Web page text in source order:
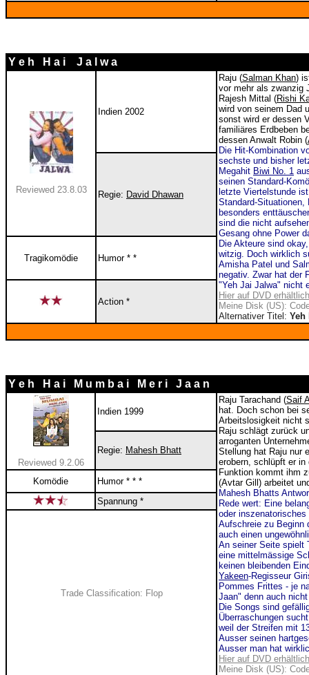
Y e h H a i J a l w a
Reviewed 23.8.03
Indien 2002
Raju (Salman Khan)
vor mehr als zwanzig
Rajesh Mittal (Rishi
wird von seinem Dad
sonst wird er dessen
familiäres Erdbeben
dessen Anwalt Robin (
Die Hit-Kombination
sechste und bisher
Megahit Biwi No. 1
seinen Standard-
letzte Viertelstunde
Standard-
besonders
sind die nicht
Gesang ohne Power
Die Akteure sind
witzig. Doch wirklich
Amisha Patel und
negativ. Zwar hat der
"Yeh Jai Jalwa" nicht
Hier auf DVD erhältlich
Meine Disk (US):
Alternativer Titel: Yeh
Regie: David Dhawan
Tragikomödie Humor * *
Action *
Y e h H a i M u m b a i M e r i J a a n
Reviewed 9.2.06
Indien 1999
Raju Tarachand (Saif
hat. Doch schon bei
Arbeitslosigkeit nicht
Raju schlägt zurück
arroganten
Stellung hat Raju nur
erobern, schlüpft er
Funktion kommt ihm
(Avtar Gill) arbeitet
Mahesh Bhatts
Rede wert: Eine
oder
Aufschreie zu Beginn
auch einen
An seiner Seite spielt
eine mittelmässige
keinen bleibenden
Yakeen-Regisseur
Pommes Frittes - je
Jaan" denn auch
Die Songs sind
Überraschungen
weil der Streifen mit
Ausser seinen
Ausser man hat
Hier auf DVD erhältlich
Meine Disk (US):
Regie: Mahesh Bhatt
Komödie
Humor * * *
Spannung *
Trade Classification: Flop